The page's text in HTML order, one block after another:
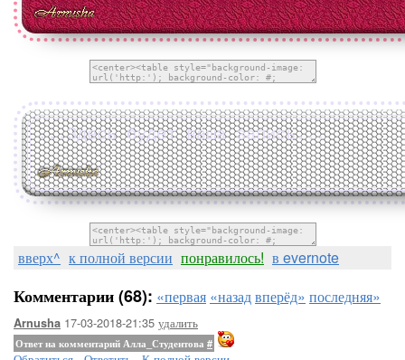
...Здесь будет ваша запись...
вверх^ к полной версии понравилось! в evernote
Комментарии (68): «первая «назадвперёд» последняя»
Arnusha 17-03-2018-21:35 удалить
Ответ на комментарий Алла_Студентова #